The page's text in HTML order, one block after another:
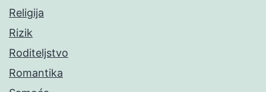
Religija
Rizik
Roditeljstvo
Romantika